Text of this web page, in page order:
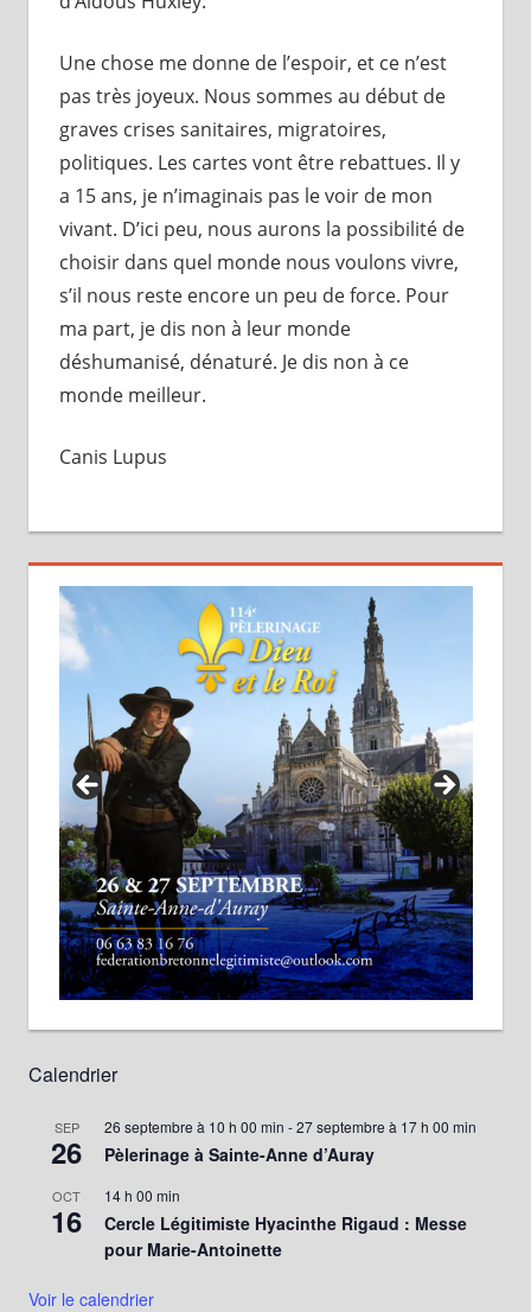
Une chose me donne de l’espoir, et ce n’est
pas très joyeux. Nous sommes au début de
graves crises sanitaires, migratoires,
politiques. Les cartes vont être rebattues. Il y
a 15 ans, je n’imaginais pas le voir de mon
vivant. D’ici peu, nous aurons la possibilité de
choisir dans quel monde nous voulons vivre,
s’il nous reste encore un peu de force. Pour
ma part, je dis non à leur monde
déshumanisé, dénaturé. Je dis non à ce
monde meilleur.
Canis Lupus
Calendrier
SEP
26
26 septembre à 10 h 00 min -27 septembre à 17 h 00 min
Pèlerinage à Sainte-Anne d’Auray
OCT
16
14 h 00 min
Cercle Légitimiste Hyacinthe Rigaud : Messe
pour Marie-Antoinette
Voir le calendrier